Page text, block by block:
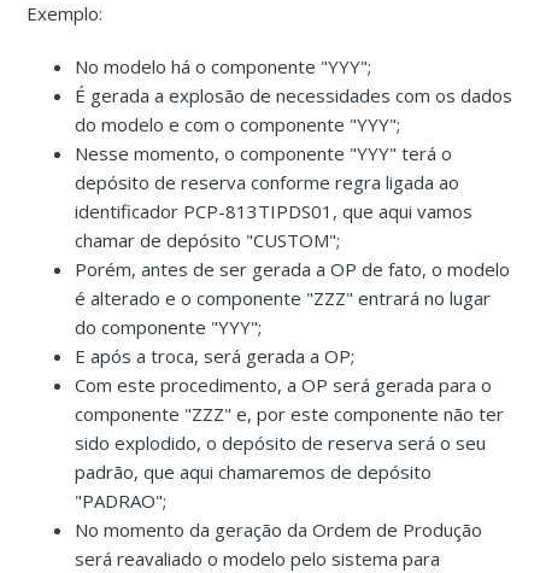
Exemplo:
No modelo há o componente "YYY";
É gerada a explosão de necessidades com os dados
do modelo e com o componente "YYY";
Nesse momento, o componente "YYY" terá o
depósito de reserva conforme regra ligada ao
identificador PCP-813TIPDS01, que aqui vamos
chamar de depósito "CUSTOM";
Porém, antes de ser gerada a OP de fato, o modelo
é alterado e o componente "ZZZ" entrará no lugar
do componente "YYY";
E após a troca, será gerada a OP;
Com este procedimento, a OP será gerada para o
componente "ZZZ" e, por este componente não ter
sido explodido, o depósito de reserva será o seu
padrão, que aqui chamaremos de depósito
"PADRAO";
No momento da geração da Ordem de Produção
será reavaliado o modelo pelo sistema para